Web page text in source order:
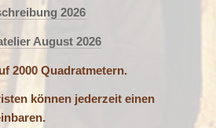
2026
August 2026
2000 Quadratmetern.
können jederzeit einen